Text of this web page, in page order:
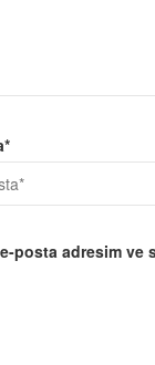
*
posta adresim